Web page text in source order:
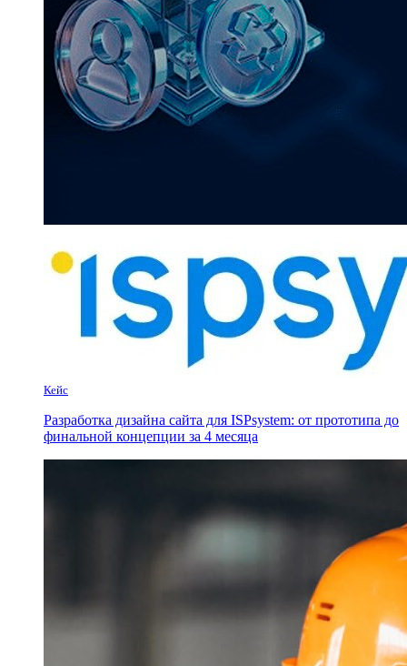
Кейс
Разработка дизайна сайта для ISPsystem: от прототипа до
финальной концепции за 4 месяца